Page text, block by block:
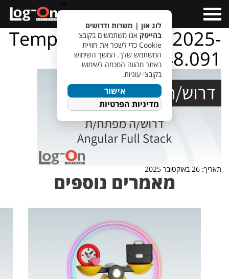
Menu
TempletJobsWeb – 2025-
10-26T113848.091
תאריך: 26 באוקטובר 2025
מאמרים נוספים
לוג און | משרות ודרושים
בהייטק אנו משתמשים בקובצי
Cookie כדי לשפר את חוויית
המשתמש שלך. המשך השימוש
באתר מהווה הסכמה לשימוש
בקובצי עוגיות.
אישור
מדיניות הפרטיות